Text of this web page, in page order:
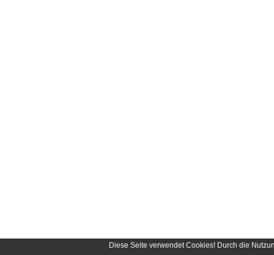
Diese Seite verwendet Cookies! Durch die